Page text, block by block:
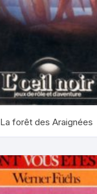
La forêt des Araignées